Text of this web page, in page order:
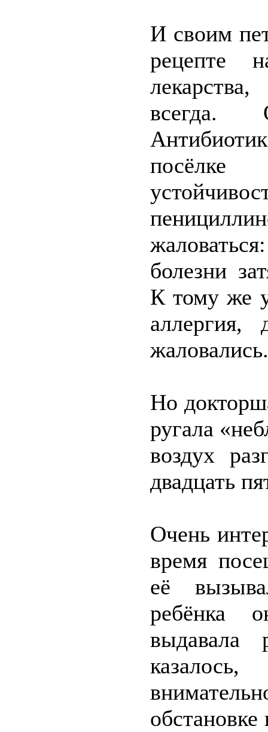
И своим
рецепте
всегда.
посёлке
болезни
К тому же
жаловались.
Но
ругала
воздух
двадцать
Очень
время
её
ребёнка
выдавала